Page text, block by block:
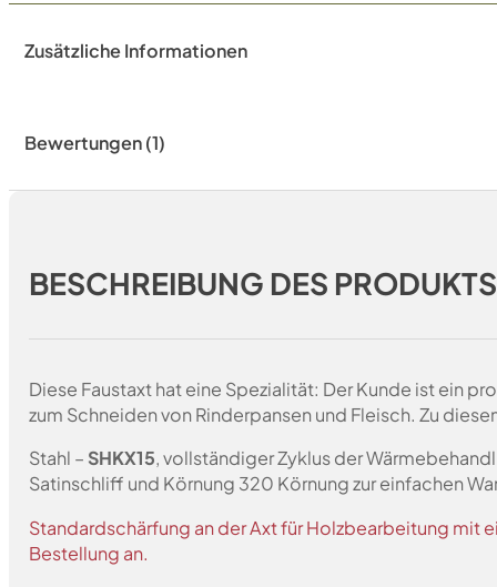
Zusätzliche Informationen
Bewertungen (1)
BESCHREIBUNG DES PRODUKTS
Diese Faustaxt hat eine Spezialität: Der Kunde ist ein
zum Schneiden von Rinderpansen und Fleisch. Zu
Stahl – SHKX15, vollständiger Zyklus der
Satinschliff und Körnung 320 Körnung zur einfachen
Standardschärfung an der Axt für Holzbearbeitung mit
Bestellung an.